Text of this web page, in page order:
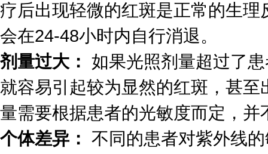
疗后出现轻微的红斑是正常的生理
会在24-48小时内自行消退。
剂量过大： 如果光照剂量超过了
就容易引起较为显然的红斑，甚至
量需要根据患者的光敏度而定，并
个体差异： 不同的患者对紫外线